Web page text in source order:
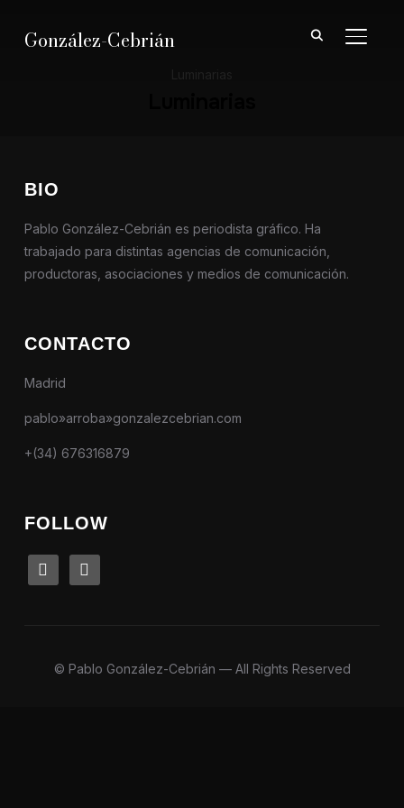
González-Cebrián
BIO
Pablo González-Cebrián es periodista gráfico. Ha
trabajado para distintas agencias de comunicación,
productoras, asociaciones y medios de comunicación.
CONTACTO
Madrid
pablo»arroba»gonzalezcebrian.com
+(34) 676316879
FOLLOW
linkedin instagram
© Pablo González-Cebrián — All Rights Reserved